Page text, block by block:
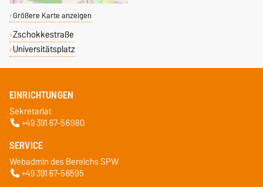
Größere Karte anzeigen
Zschokkestraße
Universitätsplatz
EINRICHTUNGEN
Sekretariat
+49 391 67-56980
SERVICE
Webadmin des Bereichs SPW
+49 391 67-56595